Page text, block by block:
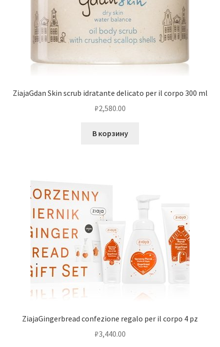
ZiajaGdan Skin scrub idratante delicato per il corpo 300 ml
₽2,580.00
В корзину
ZiajaGingerbread confezione regalo per il corpo 4 pz
₽3,440.00